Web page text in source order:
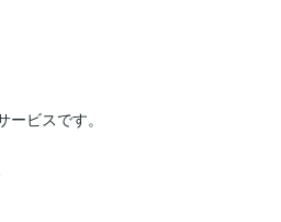
ビスです。